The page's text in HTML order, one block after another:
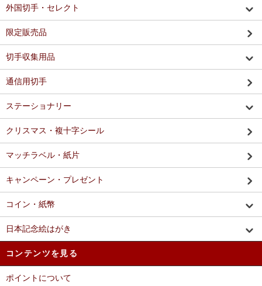
外国切手・セレクト
限定販売品
切手収集用品
通信用切手
ステーショナリー
クリスマス・複十字シール
マッチラベル・紙片
キャンペーン・プレゼント
コイン・紙幣
日本記念絵はがき
コンテンツを見る
ポイントについて